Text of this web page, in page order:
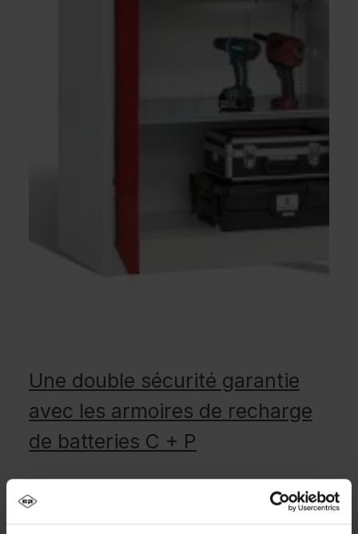
Une double sécurité garantie
avec les armoires de recharge
de batteries C + P
La sécurité commence par une bonne protection
contre le vol et les accès non autorisés. C’est